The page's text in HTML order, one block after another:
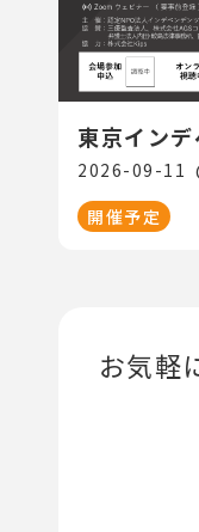
東京イン
2026-09-11
開催予定
お気軽